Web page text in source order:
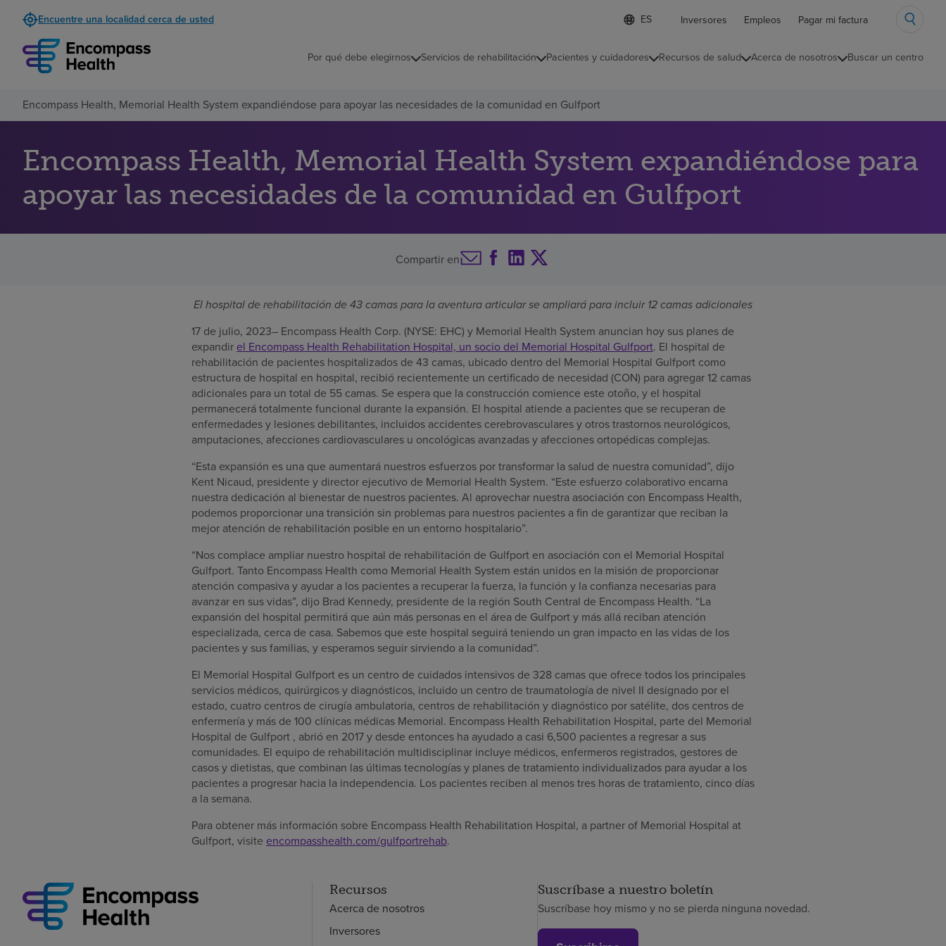
Encuentre una localidad cerca de usted
Lista
de
contraída
d
o
l
c
i
o
n
Inversores Empleos Pagar mi factura
Por qué debe elegirnos Servicios de rehabilitación Pacientes y cuidadores Recursos de salud Acerca de nosotros Buscar un centro
Encompass Health, Memorial Health System expandiéndose para apoyar las necesidades de la comunidad en Gulfport
Encompass Health, Memorial Health System expandiéndose para
apoyar las necesidades de la comunidad en Gulfport
Compartir en
El hospital de rehabilitación de 43 camas para la aventura articular se ampliará para incluir 12 camas adicionales
17 de julio, 2023– Encompass Health Corp. (NYSE: EHC) y Memorial Health System anuncian hoy sus planes de
expandir el Encompass Health Rehabilitation Hospital, un socio del Memorial Hospital Gulfport. El hospital de
rehabilitación de pacientes hospitalizados de 43 camas, ubicado dentro del Memorial Hospital Gulfport como
estructura de hospital en hospital, recibió recientemente un certificado de necesidad (CON) para agregar 12 camas
adicionales para un total de 55 camas. Se espera que la construcción comience este otoño, y el hospital
permanecerá totalmente funcional durante la expansión. El hospital atiende a pacientes que se recuperan de
enfermedades y lesiones debilitantes, incluidos accidentes cerebrovasculares y otros trastornos neurológicos,
amputaciones, afecciones cardiovasculares u oncológicas avanzadas y afecciones ortopédicas complejas.
“Esta expansión es una que aumentará nuestros esfuerzos por transformar la salud de nuestra comunidad”, dijo
Kent Nicaud, presidente y director ejecutivo de Memorial Health System. “Este esfuerzo colaborativo encarna
nuestra dedicación al bienestar de nuestros pacientes. Al aprovechar nuestra asociación con Encompass Health,
podemos proporcionar una transición sin problemas para nuestros pacientes a fin de garantizar que reciban la
mejor atención de rehabilitación posible en un entorno hospitalario”.
“Nos complace ampliar nuestro hospital de rehabilitación de Gulfport en asociación con el Memorial Hospital
Gulfport. Tanto Encompass Health como Memorial Health System están unidos en la misión de proporcionar
atención compasiva y ayudar a los pacientes a recuperar la fuerza, la función y la confianza necesarias para
avanzar en sus vidas”, dijo Brad Kennedy, presidente de la región South Central de Encompass Health. “La
expansión del hospital permitirá que aún más personas en el área de Gulfport y más allá reciban atención
especializada, cerca de casa. Sabemos que este hospital seguirá teniendo un gran impacto en las vidas de los
pacientes y sus familias, y esperamos seguir sirviendo a la comunidad”.
El Memorial Hospital Gulfport es un centro de cuidados intensivos de 328 camas que ofrece todos los principales
servicios médicos, quirúrgicos y diagnósticos, incluido un centro de traumatología de nivel II designado por el
estado, cuatro centros de cirugía ambulatoria, centros de rehabilitación y diagnóstico por satélite, dos centros de
enfermería y más de 100 clínicas médicas Memorial. Encompass Health Rehabilitation Hospital, parte del Memorial
Hospital de Gulfport , abrió en 2017 y desde entonces ha ayudado a casi 6,500 pacientes a regresar a sus
comunidades. El equipo de rehabilitación multidisciplinar incluye médicos, enfermeros registrados, gestores de
casos y dietistas, que combinan las últimas tecnologías y planes de tratamiento individualizados para ayudar a los
pacientes a progresar hacia la independencia. Los pacientes reciben al menos tres horas de tratamiento, cinco días
a la semana.
Para obtener más información sobre Encompass Health Rehabilitation Hospital, a partner of Memorial Hospital at
Gulfport, visite encompasshealth.com/gulfportrehab.
Recursos
Acerca de nosotros
Inversores
Suscríbase a nuestro boletín
Suscríbase hoy mismo y no se pierda ninguna novedad.